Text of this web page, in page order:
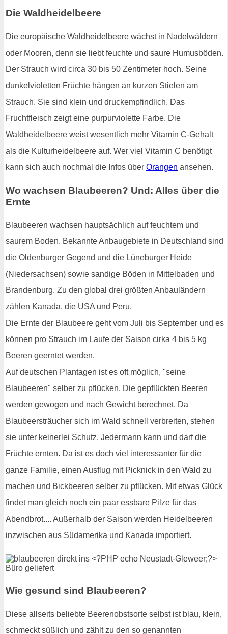
Die Waldheidelbeere
Die europäische Waldheidelbeere wächst in Nadelwäldern
oder Mooren, denn sie liebt feuchte und saure Humusböden.
Der Strauch wird circa 30 bis 50 Zentimeter hoch. Seine
dunkelvioletten Früchte hängen an kurzen Stielen am
Strauch. Sie sind klein und druckempfindlich. Das
Fruchtfleisch zeigt eine purpurviolette Farbe. Die
Waldheidelbeere weist wesentlich mehr Vitamin C-Gehalt
als die Kulturheidelbeere auf. Wer viel Vitamin C benötigt
kann sich auch nochmal die Infos über Orangen ansehen.
Wo wachsen Blaubeeren? Und: Alles über die
Ernte
Blaubeeren wachsen hauptsächlich auf feuchtem und
saurem Boden. Bekannte Anbaugebiete in Deutschland sind
die Oldenburger Gegend und die Lüneburger Heide
(Niedersachsen) sowie sandige Böden in Mittelbaden und
Brandenburg. Zu den global drei größten Anbauländern
zählen Kanada, die USA und Peru.
Die Ernte der Blaubeere geht vom Juli bis September und es
können pro Strauch im Laufe der Saison cirka 4 bis 5 kg
Beeren geerntet werden.
Auf deutschen Plantagen ist es oft möglich, "seine
Blaubeeren" selber zu pflücken. Die gepflückten Beeren
werden gewogen und nach Gewicht berechnet. Da
Blaubeersträucher sich im Wald schnell verbreiten, stehen
sie unter keinerlei Schutz. Jedermann kann und darf die
Früchte ernten. Da ist es doch viel interessanter für die
ganze Familie, einen Ausflug mit Picknick in den Wald zu
machen und Bickbeeren selber zu pflücken. Mit etwas Glück
findet man gleich noch ein paar essbare Pilze für das
Abendbrot.... Außerhalb der Saison werden Heidelbeeren
inzwischen aus Südamerika und Kanada importiert.
Wie gesund sind Blaubeeren?
Diese allseits beliebte Beerenobstsorte selbst ist blau, klein,
schmeckt süßlich und zählt zu den so genannten